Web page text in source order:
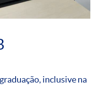
inclusive na